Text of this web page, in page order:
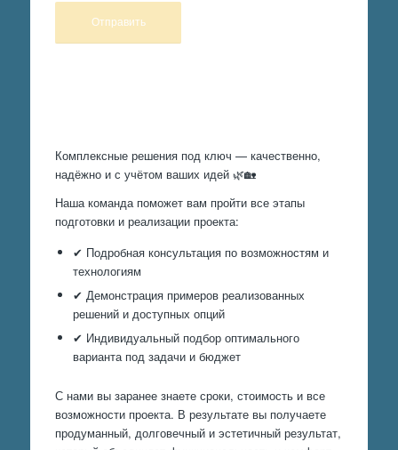
Комплексные решения под ключ — качественно,
надёжно и с учётом ваших идей 🌿🏡
Наша команда поможет вам пройти все этапы
подготовки и реализации проекта:
✔ Подробная консультация по возможностям и
технологиям
✔ Демонстрация примеров реализованных
решений и доступных опций
✔ Индивидуальный подбор оптимального
варианта под задачи и бюджет
С нами вы заранее знаете сроки, стоимость и все
возможности проекта. В результате вы получаете
продуманный, долговечный и эстетичный результат,